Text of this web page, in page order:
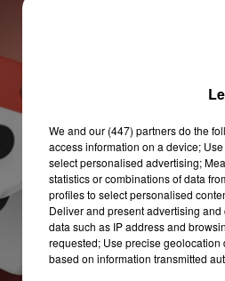
We and our (447) partnersdo the
access information on a device;
select personalised advertising;
statistics or combinations of data
profiles to select personalised
Deliver and present advertising
data such as IP address and
requested; Use precise
based on information transmitted